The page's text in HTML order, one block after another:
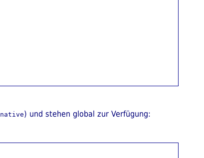
native) und stehen global zur Verfügung: